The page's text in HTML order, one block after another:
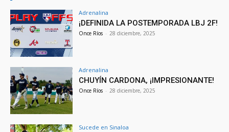
Adrenalina
¡DEFINIDA LA POSTEMPORADA LBJ 2F!
Once Ríos - 28 diciembre, 2025
Adrenalina
CHUYÍN CARDONA, ¡IMPRESIONANTE!
Once Ríos - 28 diciembre, 2025
Sucede en Sinaloa